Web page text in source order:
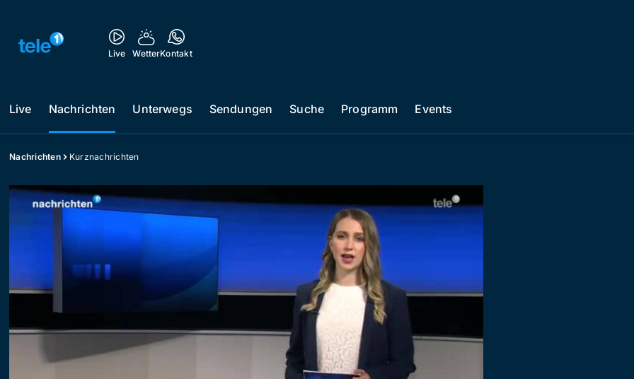
Live WetterKontakt
Live Nachrichten Unterwegs Sendungen Suche Programm Events
Nachrichten Kurznachrichten